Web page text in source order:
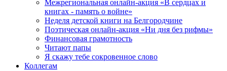
Межрегиональная онлайн-акция «В сердцах и
книгах - память о войне»
Неделя детской книги на Белгородчине
Поэтическая онлайн-акция «Ни дня без рифмы»
Финансовая грамотность
Читают папы
Я скажу тебе сокровенное слово
Коллегам